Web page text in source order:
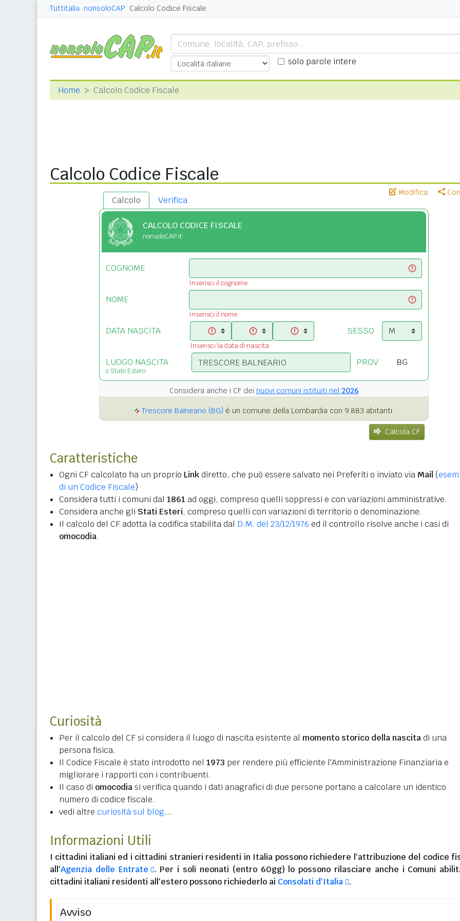
Tuttitalia nonsoloCAP Calcolo Codice Fiscale
solo parole intere
Home Calcolo Codice Fiscale
Calcolo Codice Fiscale
Modifica
Calcolo Verifica
CALCOLO CODICE FISCALE
nonsoloCAP.it
COGNOME
Inserisci il cognome
NOME
Inserisci il nome
DATA NASCITA
Inserisci la data di nascita
SESSO
LUOGO NASCITA
o Stato Estero
PROV
Considera anche i CF dei nuovi comuni istituiti nel 2026
Trescore Balneario (BG) è un comune della Lombardia con 9.883 abitanti.
Calcola CF
Caratteristiche
Ogni CF calcolato ha un proprio Linkdiretto, che può essere salvato nei Preferiti o inviato via Mail (
di un Codice Fiscale)
Considera tutti i comuni dal 1861 ad oggi, compreso quelli soppressi e con variazioni amministrative.
Considera anche gli Stati Esteri, compreso quelli con variazioni di territorio o denominazione.
Il calcolo del CF adotta la codifica stabilita dal D.M. del 23/12/1976 ed il controllo risolve anche i casi di
omocodia.
Curiosità
Per il calcolo del CF si considera il luogo di nascita esistente al momento storico della nascitadi una
persona fisica.
Il Codice Fiscale è stato introdotto nel 1973 per rendere più efficiente l'Amministrazione Finanziaria e
migliorare i rapporti con i contribuenti.
Il caso di omocodiasi verifica quando i dati anagrafici di due persone portano a calcolare un identico
numero di codice fiscale.
vedi altre curiosità sul blog...
Informazioni Utili
I cittadini italiani ed i cittadini stranieri residenti in Italia possono richiedere l'attribuzione del codice
all'Agenzia delle Entrate
. Per i soli neonati (entro 60gg) lo possono rilasciare anche i Comuni
cittadini italiani residenti all'esteropossono richiederlo ai Consolati d'Italia .
Avviso